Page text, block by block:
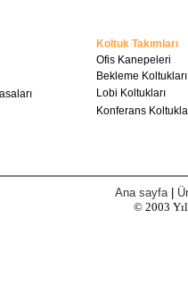
Koltuk Takımları
Ofis Kanepeleri
Bekleme Koltukları
Lobi Koltukları
Konferans
Ana sayfa
© 2003